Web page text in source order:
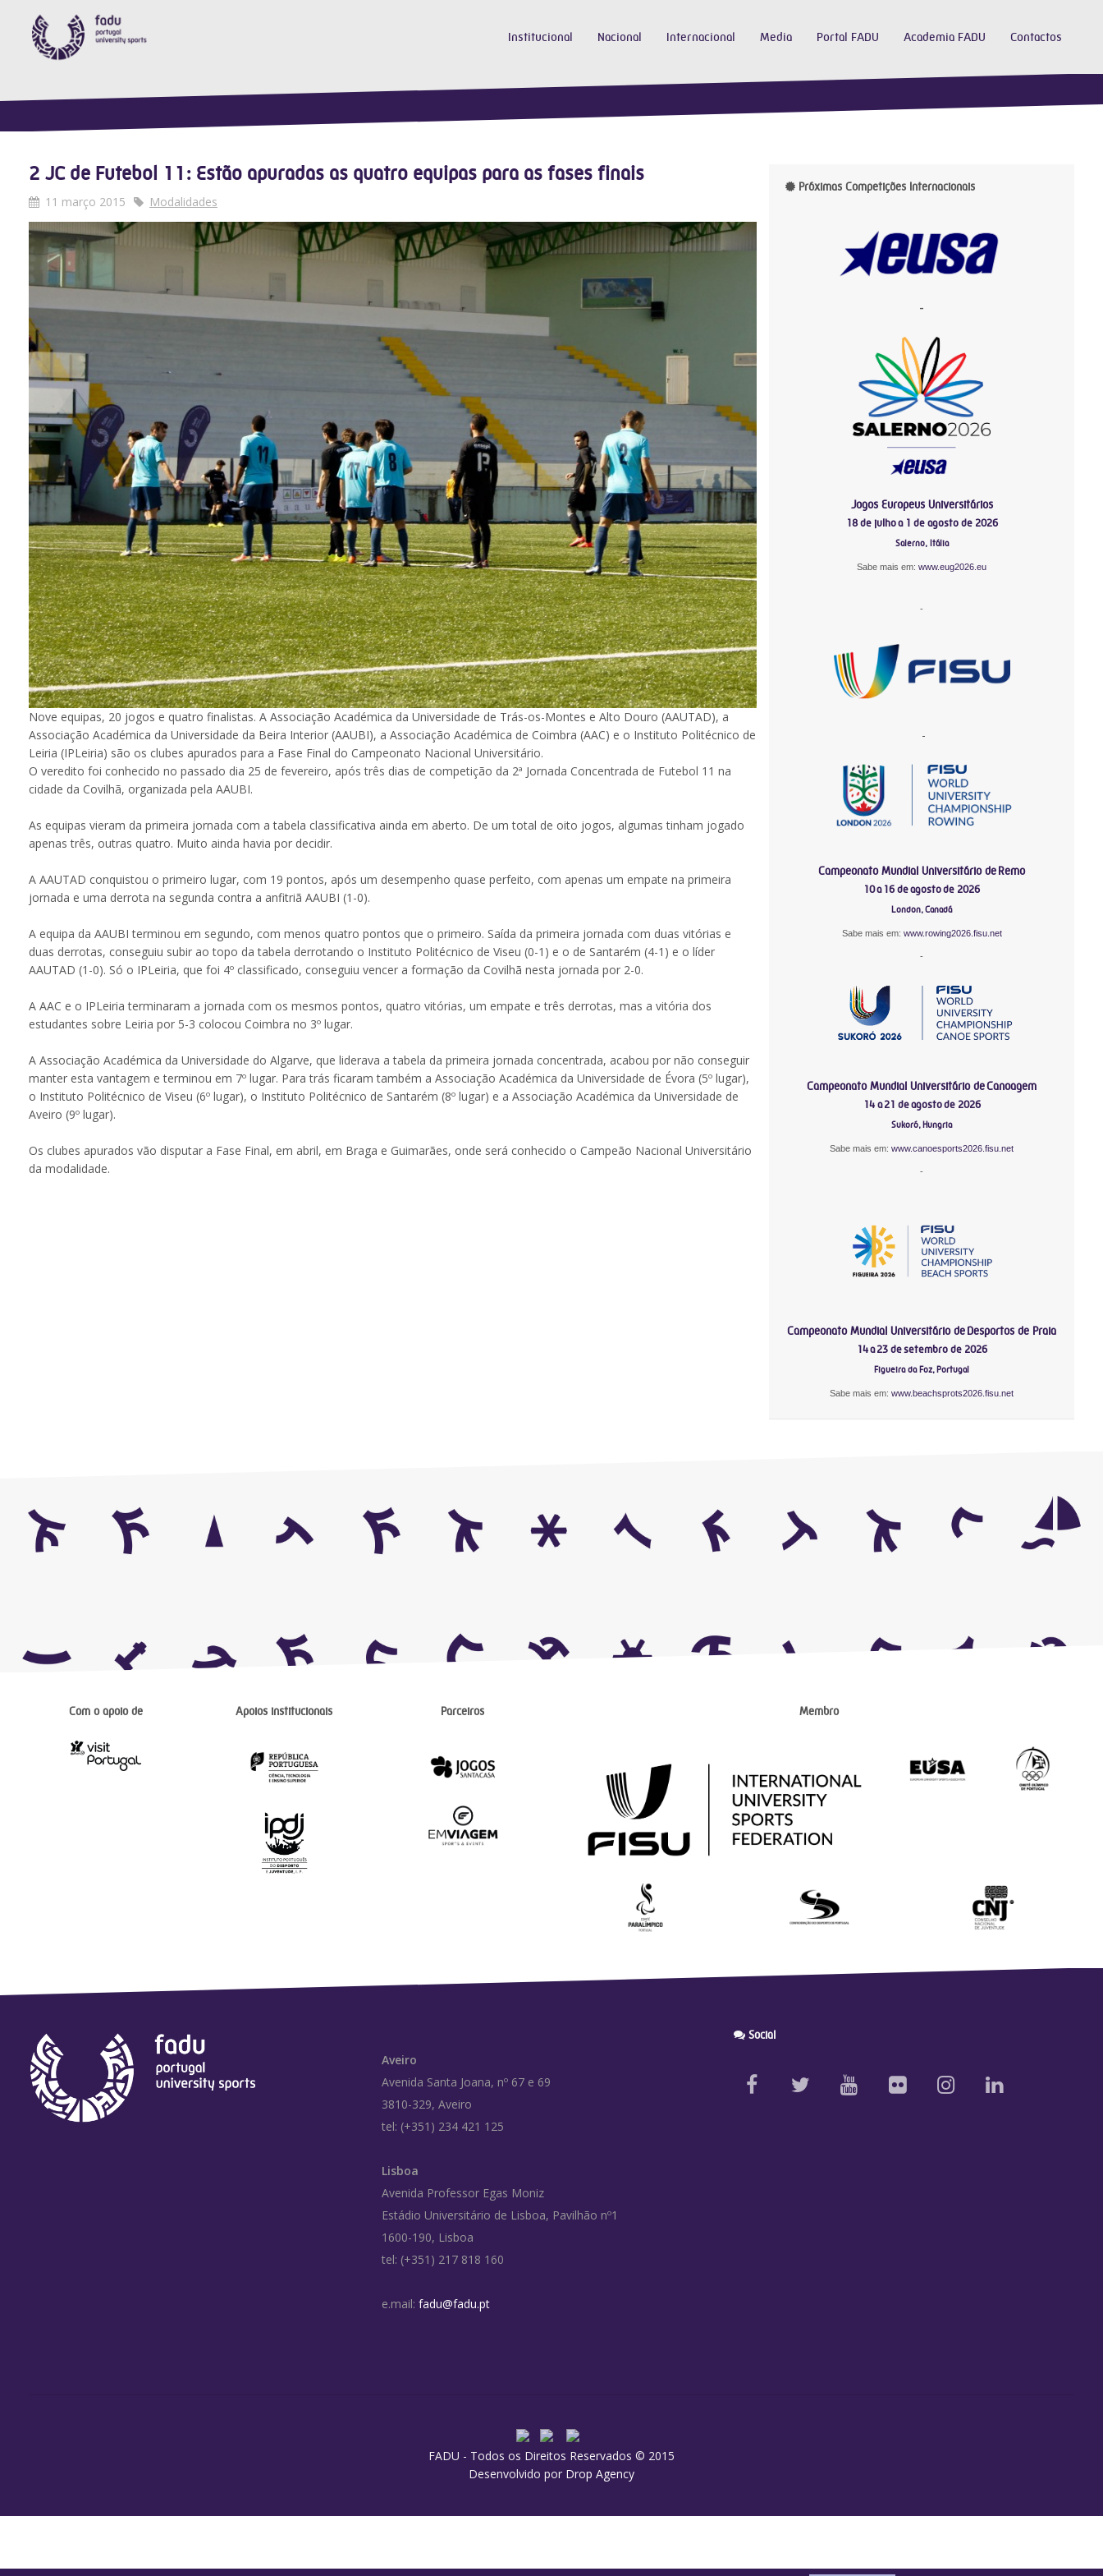
Institucional Nacional Internacional Media Portal FADU Academia FADU Contactos
2 JC de Futebol 11: Estão apuradas as quatro equipas para as fases finais
11 março 2015 Modalidades
Nove equipas, 20 jogos e quatro finalistas. A Associação Académica da Universidade de Trás-os-Montes e Alto Douro (AAUTAD), a
Associação Académica da Universidade da Beira Interior (AAUBI), a Associação Académica de Coimbra (AAC) e o Instituto Politécnico de
Leiria (IPLeiria) são os clubes apurados para a Fase Final do Campeonato Nacional Universitário.
O veredito foi conhecido no passado dia 25 de fevereiro, após três dias de competição da 2ª Jornada Concentrada de Futebol 11 na
cidade da Covilhã, organizada pela AAUBI.
As equipas vieram da primeira jornada com a tabela classificativa ainda em aberto. De um total de oito jogos, algumas tinham jogado
apenas três, outras quatro. Muito ainda havia por decidir.
A AAUTAD conquistou o primeiro lugar, com 19 pontos, após um desempenho quase perfeito, com apenas um empate na primeira
jornada e uma derrota na segunda contra a anfitriã AAUBI (1-0).
A equipa da AAUBI terminou em segundo, com menos quatro pontos que o primeiro. Saída da primeira jornada com duas vitórias e
duas derrotas, conseguiu subir ao topo da tabela derrotando o Instituto Politécnico de Viseu (0-1) e o de Santarém (4-1) e o líder
AAUTAD (1-0). Só o IPLeiria, que foi 4º classificado, conseguiu vencer a formação da Covilhã nesta jornada por 2-0.
A AAC e o IPLeiria terminaram a jornada com os mesmos pontos, quatro vitórias, um empate e três derrotas, mas a vitória dos
estudantes sobre Leiria por 5-3 colocou Coimbra no 3º lugar.
A Associação Académica da Universidade do Algarve, que liderava a tabela da primeira jornada concentrada, acabou por não conseguir
manter esta vantagem e terminou em 7º lugar. Para trás ficaram também a Associação Académica da Universidade de Évora (5º lugar),
o Instituto Politécnico de Viseu (6º lugar), o Instituto Politécnico de Santarém (8º lugar) e a Associação Académica da Universidade de
Aveiro (9º lugar).
Os clubes apurados vão disputar a Fase Final, em abril, em Braga e Guimarães, onde será conhecido o Campeão Nacional Universitário
da modalidade.
Próximas Competições Internacionais
-
Jogos Europeus Universitários
18 de julho a 1 de agosto de 2026
Salerno, Itália
Sabe mais em:www.eug2026.eu
-
-
Campeonato Mundial Universitário de Remo
10 a 16 de agosto de 2026
London, Canadá
Sabe mais em: www.rowing2026.fisu.net
-
Campeonato Mundial Universitário de Canoagem
14 a 21 de agosto de 2026
Sukoró, Hungria
Sabe mais em:www.canoesports2026.fisu.net
-
Campeonato Mundial Universitário de Desportos de Praia
14 a 23 de setembro de 2026
Figueira da Foz, Portugal
Sabe mais em:www.beachsprots2026.fisu.net
Com o apoio de Apoios institucionais Parceiros Membro
Aveiro
Avenida Santa Joana, nº 67 e 69
3810-329, Aveiro
tel: (+351) 234 421 125
Lisboa
Avenida Professor Egas Moniz
Estádio Universitário de Lisboa, Pavilhão nº1
1600-190, Lisboa
tel: (+351) 217 818 160
e.mail: fadu@fadu.pt
Social
FADU - Todos os Direitos Reservados © 2015
Desenvolvido por Drop Agency